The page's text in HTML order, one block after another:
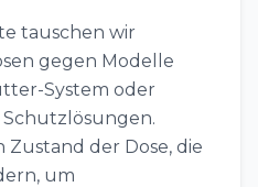
tauschen wir
gegen Modelle
System oder
der Dose, die
um